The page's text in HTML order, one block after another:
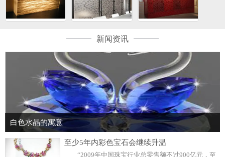
新闻资讯
白色水晶的寓意
至少5年内彩色宝石会继续升温
“2009年中国珠宝行业总零售额不过900亿元，至